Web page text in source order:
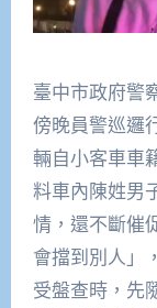
臺中市政府警
傍晚員警巡邏
輛自小客車車
料車內陳姓男
情，還不斷催
會擋到別人」
受盤查時，先